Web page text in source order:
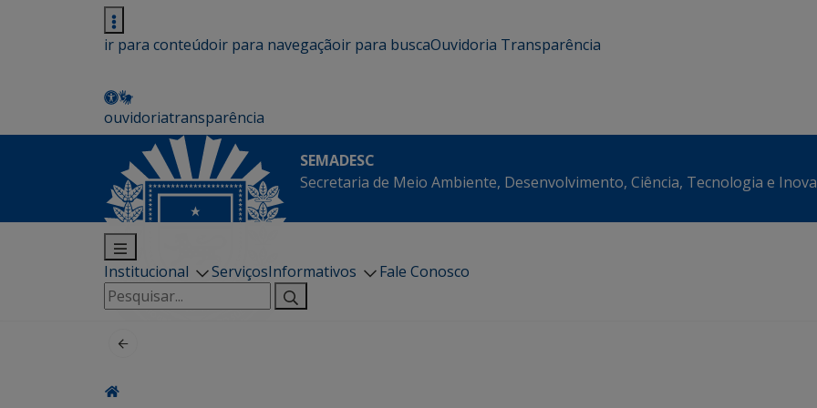
ir para conteúdoir para navegaçãoir para buscaOuvidoria Transparência
ouvidoriatransparência
SEMADESC
Secretaria de Meio Ambiente, Desenvolvimento, Ciência, Tecnologia e
Institucional ServiçosInformativos
Fale Conosco
Pesquisar
por: